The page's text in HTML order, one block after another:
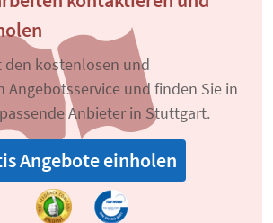
den kostenlosen und
Angebotsservice und finden Sie in
Anbieter in Stuttgart.
Angebote einholen